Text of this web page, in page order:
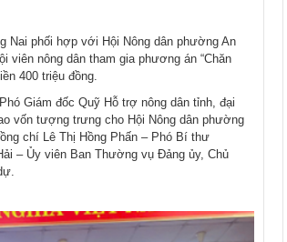
Nai phối hợp với Hội Nông dân phường An
viên nông dân tham gia phương án “Chăn
400 triệu đồng.
Giám đốc Quỹ Hỗ trợ nông dân tỉnh, đại
vốn tượng trưng cho Hội Nông dân phường
chí Lê Thị Hồng Phấn – Phó Bí thư
– Ủy viên Ban Thường vụ Đảng ủy, Chủ